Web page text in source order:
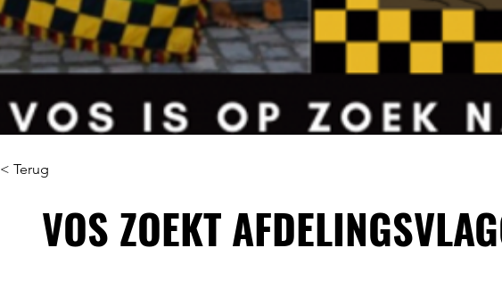
< Terug
VOS ZOEKT